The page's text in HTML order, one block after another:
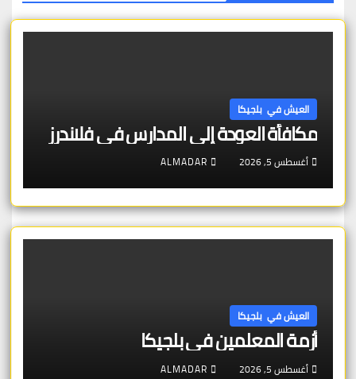
العيش في بلجيكا
مكافأة العودة إلى المدارس في فلاندرز
أغسطس 5, 2026 ALMADAR
العيش في بلجيكا
أزمة المعلمين في بلجيكا
أغسطس 5, 2026 ALMADAR